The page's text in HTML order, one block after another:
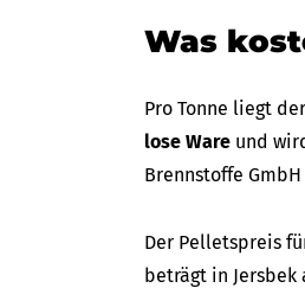
Was
Pro Tonne liegt
lose Ware und
Brennstoffe
Der Pelletspreis
beträgt in Jersbek